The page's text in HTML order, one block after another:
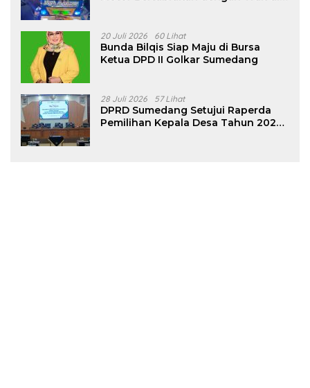
20 Juli 2026 60 Lihat
Bunda Bilqis Siap Maju di Bursa
Ketua DPD II Golkar Sumedang
28 Juli 2026 57 Lihat
DPRD Sumedang Setujui Raperda
Pemilihan Kepala Desa Tahun 2026